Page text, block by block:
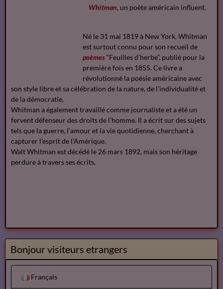
Whitman, un poète américain influent.
Né le 31 mai 1819 à New York, Whitman
est surtout connu pour son recueil de
poèmes “Feuilles d’herbe”, publié pour la
première fois en 1855. Ce livre a
révolutionné la poésie américaine avec
son style libre et sa célébration de la nature, de l’individualité et
de la démocratie.
Whitman a également travaillé comme journaliste et a été un
fervent défenseur des droits de l’homme. Il a écrit sur des sujets
tels que la guerre, l’amour et la vie quotidienne, cherchant à
capturer l’esprit de l’Amérique.
Walt Whitman est décédé le 26 mars 1892, mais son héritage
perdure à travers ses écrits,
Bonjour visiteurs etrangers
Français